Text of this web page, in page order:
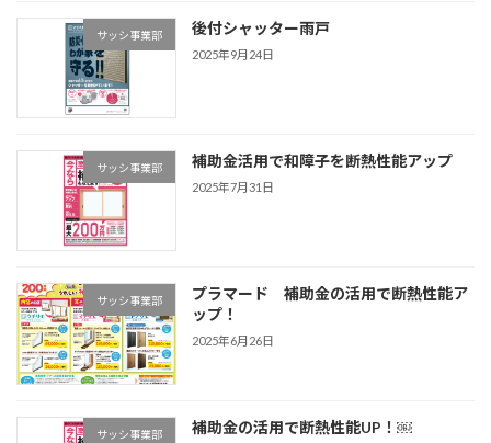
サッシ事業部 後付シャッター雨戸
2025年9月24日
サッシ事業部 補助金活用で和障子を断熱性能アップ
2025年7月31日
サッシ事業部
プラマード 補助金の活用で断熱性能ア
ップ！
2025年6月26日
サッシ事業部 補助金の活用で断熱性能UP！￼